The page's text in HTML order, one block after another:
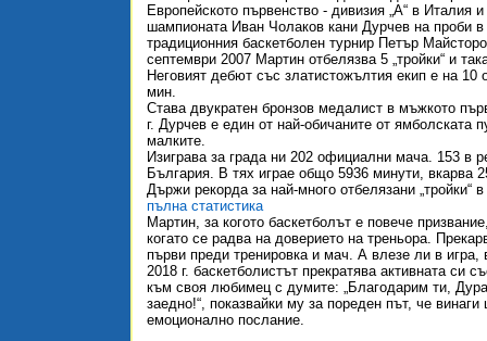
Европейското първенство - дивизия „А“ в
шампионата Иван Чолаков кани Дурчев на проби
традиционния баскетболен турнир Петър
септември 2007 Мартин отбелязва 5 „тройки“ и
Неговият дебют със златистожълтия екип е на
мин.
Става двукратен бронзов медалист в мъжкото
г. Дурчев е един от най-обичаните от ямболската
малките.
Изиграва за града ни 202 официални мача. 153 в
България. В тях играе общо 5936 минути, вкарва
Държи рекорда за най-много отбелязани „тройки“
пълна статистика
Мартин, за когото баскетболът е повече
когато се радва на доверието на треньора.
първи преди тренировка и мач. А влезе ли в игра,
2018 г. баскетболистът прекратява активната си
към своя любимец с думите: „Благодарим ти,
заедно!“, показвайки му за пореден път, че
емоционално послание.